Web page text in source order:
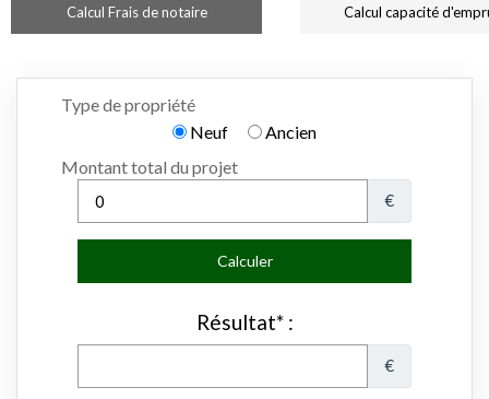
Calcul Frais de notaire Calcul capacité